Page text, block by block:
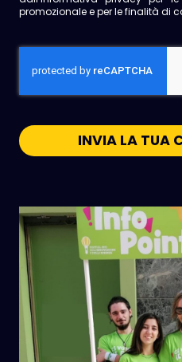
promozionale e per le finalità di
INVIA LA TUA
should
be
left
blank